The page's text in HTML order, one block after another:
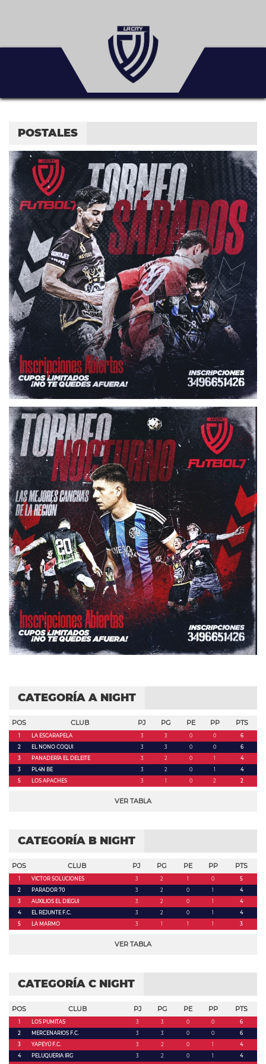
POSTALES
CATEGORÍA A NIGHT
POS CLUB PJ PG PE PP PTS
1 LA ESCARAPELA 3 3 0 0
6
2
EL NONO COQUI 3 3 0 0
6
3
PANADERÍA EL DELEITE 3 2 0 1
4
3
PL4N BE 3 2 0 1
4
5
LOS APACHES 3 1 0 2 2
VER TABLA
CATEGORÍA B NIGHT
POS CLUB PJ PG PE PP PTS
1 VICTOR SOLUCIONES 3 2 1 0
5
2
PARADOR 70 3 2 0 1
4
3
AUXILIOS EL DIEGUI 3 2 0 1
4
4
EL REJUNTE F.C. 3 2 0 1
4
5
LA MARMO 3 1 1 1 3
VER TABLA
CATEGORÍA C NIGHT
POS CLUB PJ PG PE PP PTS
1 LOS PUMITAS 3 3 0 0
6
2
MERCENARIOS F.C. 3 3 0 0
6
3
YAPEYÚ F.C. 3 2 0 1
4
4
PELUQUERIA IRG 3 2 0 1 4